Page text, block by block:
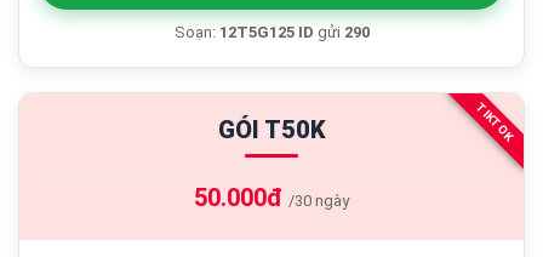
Soạn: 12T5G125 ID gửi 290
TIKTOK
GÓI T50K
50.000đ /30 ngày